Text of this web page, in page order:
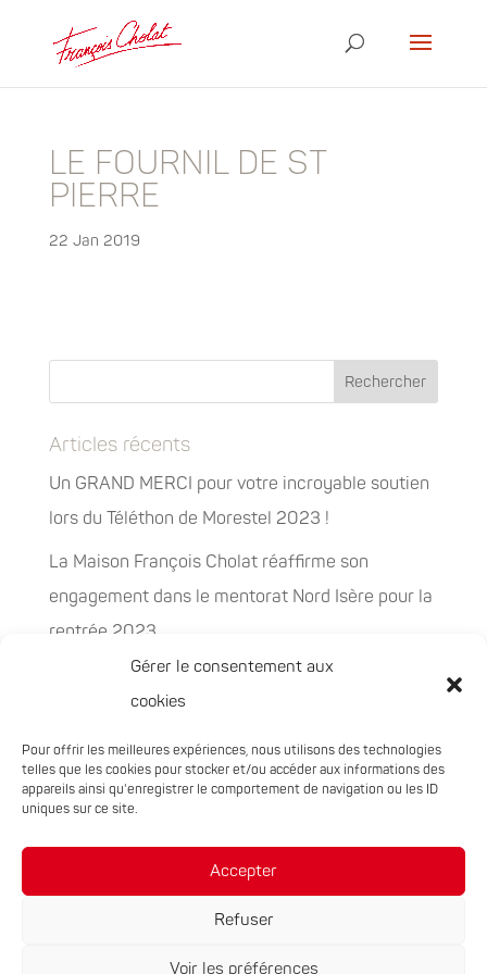
Gérer le consentement aux
cookies
Pour offrir les meilleures expériences, nous utilisons des technologies
telles que les cookies pour stocker et/ou accéder aux informations des
appareils ainsi qu'enregistrer le comportement de navigation ou les ID
uniques sur ce site.
Accepter
Refuser
Voir les préférences
LE FOURNIL DE ST
PIERRE
22 Jan 2019
Articles récents
Un GRAND MERCI pour votre incroyable soutien
lors du Téléthon de Morestel 2023 !
La Maison François Cholat réaffirme son
engagement dans le mentorat Nord Isère pour la
rentrée 2023
La Maison François Cholat accueil et participe à
la préservation des espaces naturels sensibles
PEPITES, la nouvelle filière chanvre en
Auvergne-Rhône-Alpes